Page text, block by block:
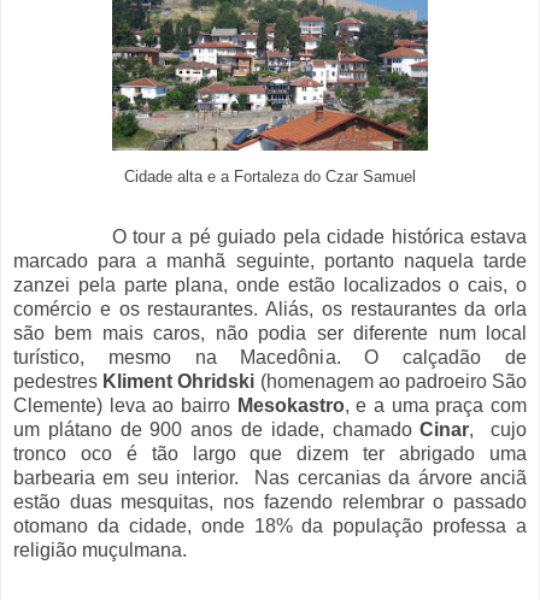
Cidade alta e a Fortaleza do Czar Samuel
O tour a pé guiado pela cidade histórica estava
marcado para a manhã seguinte, portanto naquela tarde
zanzei pela parte plana, onde estão localizados o cais, o
comércio e os restaurantes. Aliás, os restaurantes da orla
são bem mais caros, não podia ser diferente num local
turístico, mesmo na Macedônia. O calçadão de
pedestres Kliment Ohridski (homenagem ao padroeiro São
Clemente) leva ao bairro Mesokastro, e a uma praça com
um plátano de 900 anos de idade, chamadoCinar, cujo
tronco oco é tão largo que dizem ter abrigado uma
barbearia em seu interior. Nas cercanias da árvore anciã
estão duas mesquitas, nos fazendo relembrar o passado
otomano da cidade, onde 18% da população professa a
religião muçulmana.